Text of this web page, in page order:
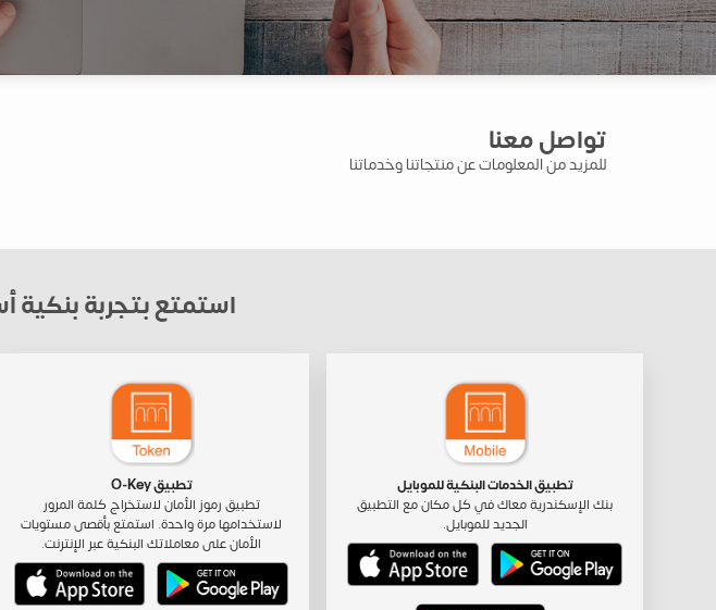
تواصل معنا
للمزيد من المعلومات عن منتجاتنا وخدماتنا
استمتع بتجربة بنكية
تطبيق الخدمات البنكية للموبايل
بنك الإسكندرية معاك في كل مكان مع التطبيق
الجديد للموبايل.
تطبيق O-Key
تطبيق رموز الأمان لاستخراج كلمة المرور
لاستخدامها مرة واحدة. استمتع بأقصى مستويات
الأمان على معاملاتك البنكية عبر الإنترنت.